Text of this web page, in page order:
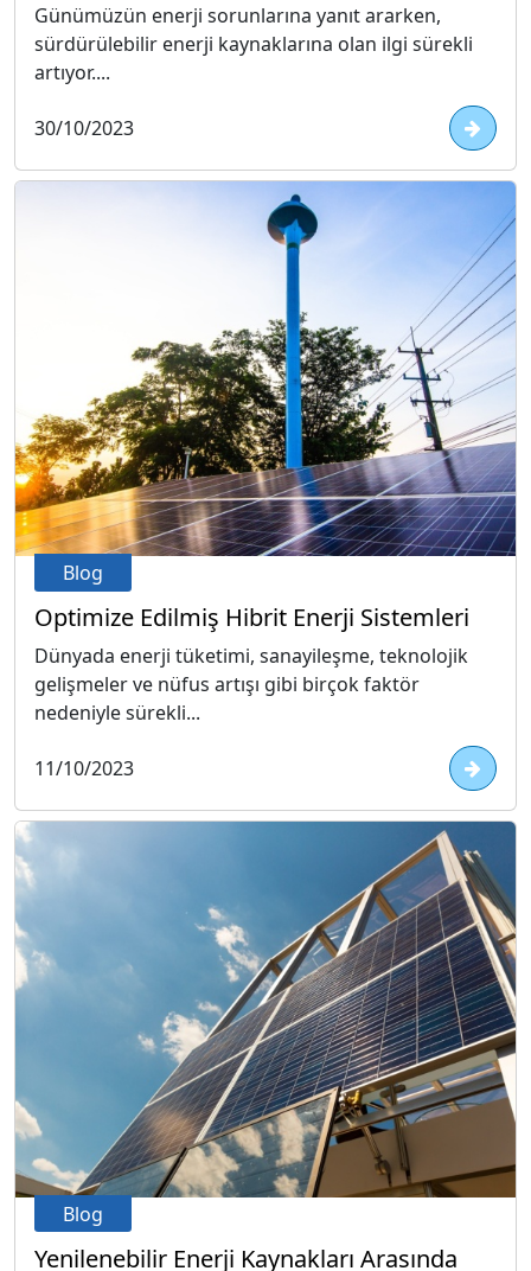
Günümüzün enerji sorunlarına yanıt ararken,
sürdürülebilir enerji kaynaklarına olan ilgi sürekli
artıyor....
30/10/2023
Blog
Optimize Edilmiş Hibrit Enerji Sistemleri
Dünyada enerji tüketimi, sanayileşme, teknolojik
gelişmeler ve nüfus artışı gibi birçok faktör
nedeniyle sürekli...
11/10/2023
Blog
Yenilenebilir Enerji Kaynakları Arasında